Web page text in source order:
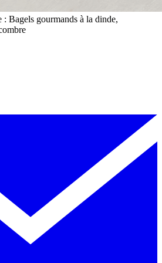
: Bagels gourmands à la dinde,